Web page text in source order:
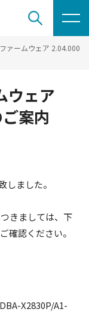
ァームウェア 2.04.000
ウェア
案内
しました。
きましては、下
確認ください。
X2830P/A1-